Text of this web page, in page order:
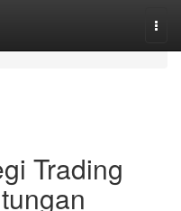
Trading